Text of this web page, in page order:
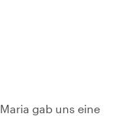
gab uns eine